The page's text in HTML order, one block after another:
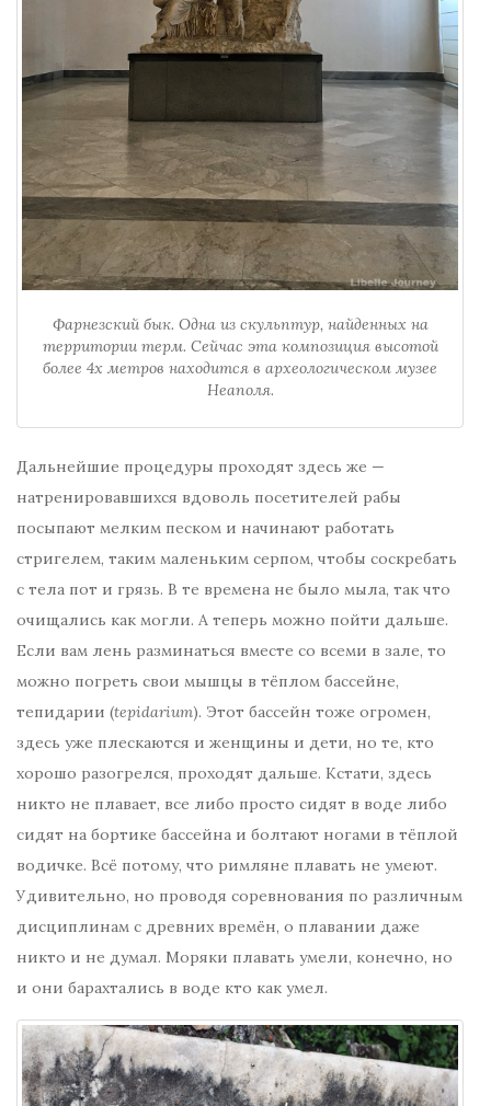
Фарнезский бык. Одна из скульптур, найденных на
территории терм. Сейчас эта композиция высотой
более 4х метров находится в археологическом музее
Неаполя.
Дальнейшие процедуры проходят здесь же —
натренировавшихся вдоволь посетителей рабы
посыпают мелким песком и начинают работать
стригелем, таким маленьким серпом, чтобы соскребать
с тела пот и грязь. В те времена не было мыла, так что
очищались как могли. А теперь можно пойти дальше.
Если вам лень разминаться вместе со всеми в зале, то
можно погреть свои мышцы в тёплом бассейне,
тепидарии (tepidarium). Этот бассейн тоже огромен,
здесь уже плескаются и женщины и дети, но те, кто
хорошо разогрелся, проходят дальше. Кстати, здесь
никто не плавает, все либо просто сидят в воде либо
сидят на бортике бассейна и болтают ногами в тёплой
водичке. Всё потому, что римляне плавать не умеют.
Удивительно, но проводя соревнования по различным
дисциплинам с древних времён, о плавании даже
никто и не думал. Моряки плавать умели, конечно, но
и они барахтались в воде кто как умел.